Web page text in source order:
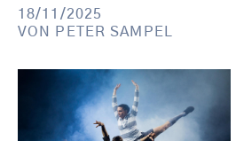
18/11/2025
VON
PETER SAMPEL